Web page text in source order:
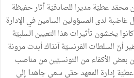
محمّدعطيّةمديرا للصادقيّةأثارحفيظة
غاضبة لدى المسؤولين السامينفي الإدارة
كانوا يخشون تأثيرات هذا التعيين السلبيّة
أنّ السلطات الفرنسيّةآنذاكأبدتمرونة
بعض الأكفاءمن التونسيّينمنمناصب
عطيّة إدارة المعهدحتّى سعىجاهدا إلى